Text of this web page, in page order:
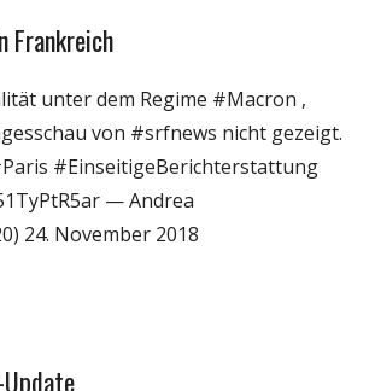
Frankreich
unter dem Regime #Macron ,
von #srfnews nicht gezeigt.
#EinseitigeBerichterstattung
— Andrea
24. November 2018